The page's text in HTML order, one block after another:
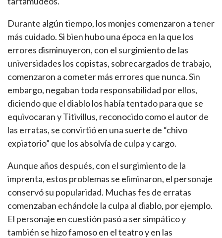
Durante algún tiempo, los monjes comenzaron a tener
más cuidado. Si bien hubo una época en la que los
errores disminuyeron, con el surgimiento de las
universidades los copistas, sobrecargados de trabajo,
comenzaron a cometer más errores que nunca. Sin
embargo, negaban toda responsabilidad por ellos,
diciendo que el diablo los había tentado para que se
equivocaran y Titivillus, reconocido como el autor de
las erratas, se convirtió en una suerte de “chivo
expiatorio” que los absolvía de culpa y cargo.
Aunque años después, con el surgimiento de la
imprenta, estos problemas se eliminaron, el personaje
conservó su popularidad. Muchas fes de erratas
comenzaban echándole la culpa al diablo, por ejemplo.
El personaje en cuestión pasó a ser simpático y
también se hizo famoso en el teatro y en las